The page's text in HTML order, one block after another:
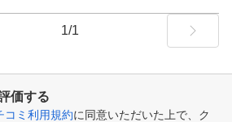
1/1
価する
コミ利用規約に同意いただいた上で、ク